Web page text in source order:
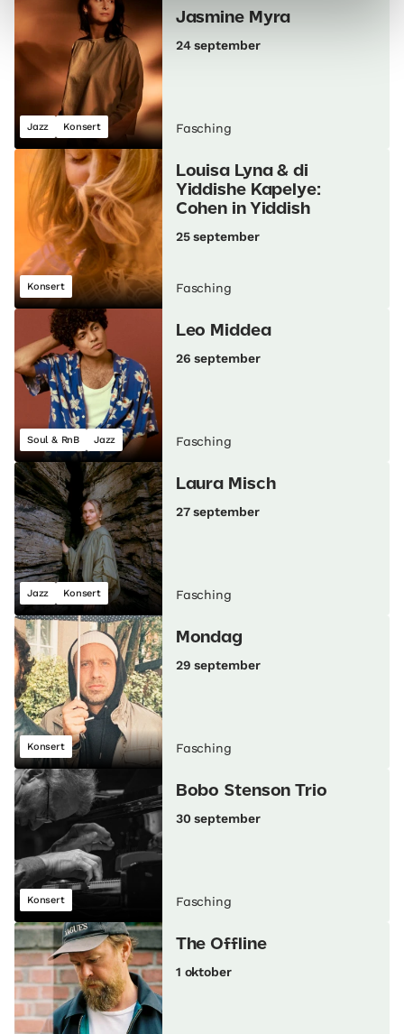
Jazz Konsert
Jasmine Myra
24 september
Fasching
Konsert
Louisa Lyna & di
Yiddishe Kapelye:
Cohen in Yiddish
25 september
Fasching
Soul & RnB Jazz
Leo Middea
26 september
Fasching
Jazz Konsert
Laura Misch
27 september
Fasching
Konsert
Mondag
29 september
Fasching
Konsert
Bobo Stenson Trio
30 september
Fasching
The Offline
1 oktober